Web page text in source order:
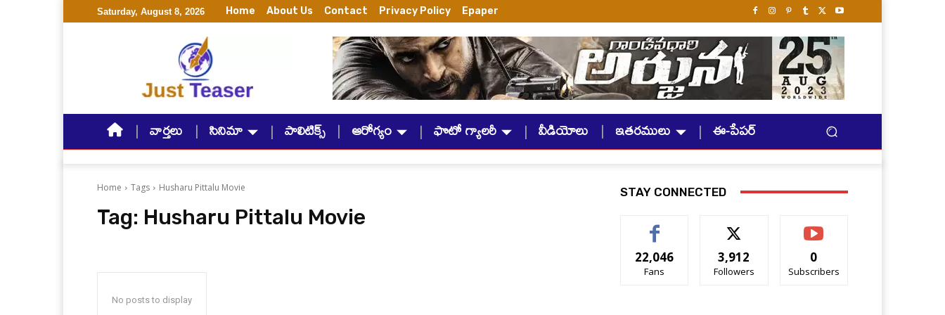
Saturday, August 8, 2026 Home About Us Contact Privacy Policy Epaper
వార్తలు సినిమా పాలిటిక్స్ ఆరోగ్యం ఫొటో గ్యాలరీ వీడియోలు ఇతరములు ఈ-పేపర్
Home Tags Husharu Pittalu Movie
Tag: Husharu Pittalu Movie
No posts to display
STAY CONNECTED
22,046
Fans
3,912
Followers
0
Subscribers